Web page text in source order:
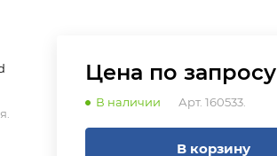
Цена по запросу
В наличии Арт. 160533.
В корзину